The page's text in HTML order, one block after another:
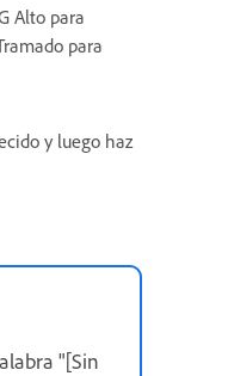
Alto para
para
y luego haz
"[Sin